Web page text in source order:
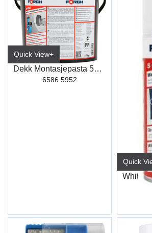
Quick View+
Dekk Montasjepasta 5Kg Sort S432
6586 5952
Quick